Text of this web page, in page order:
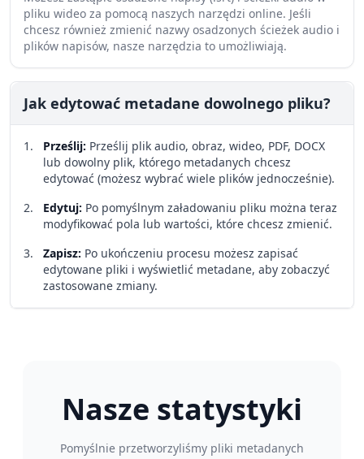
pliku wideo za pomocą naszych narzędzi online. Jeśli
chcesz również zmienić nazwy osadzonych ścieżek audio i
plików napisów, nasze narzędzia to umożliwiają.
Jak edytować metadane dowolnego pliku?
Prześlij: Prześlij plik audio, obraz, wideo, PDF, DOCX
lub dowolny plik, którego metadanych chcesz
edytować (możesz wybrać wiele plików jednocześnie).
Edytuj: Po pomyślnym załadowaniu pliku można teraz
modyfikować pola lub wartości, które chcesz zmienić.
Zapisz: Po ukończeniu procesu możesz zapisać
edytowane pliki i wyświetlić metadane, aby zobaczyć
zastosowane zmiany.
Nasze statystyki
Pomyślnie przetworzyliśmy pliki metadanych